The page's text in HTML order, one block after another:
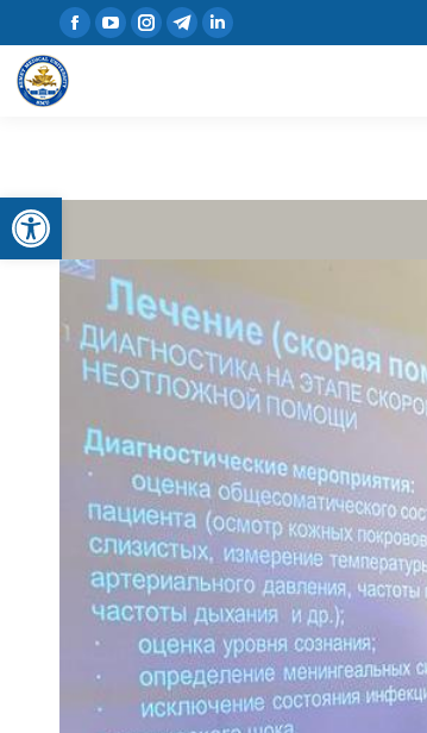
Open toolbar